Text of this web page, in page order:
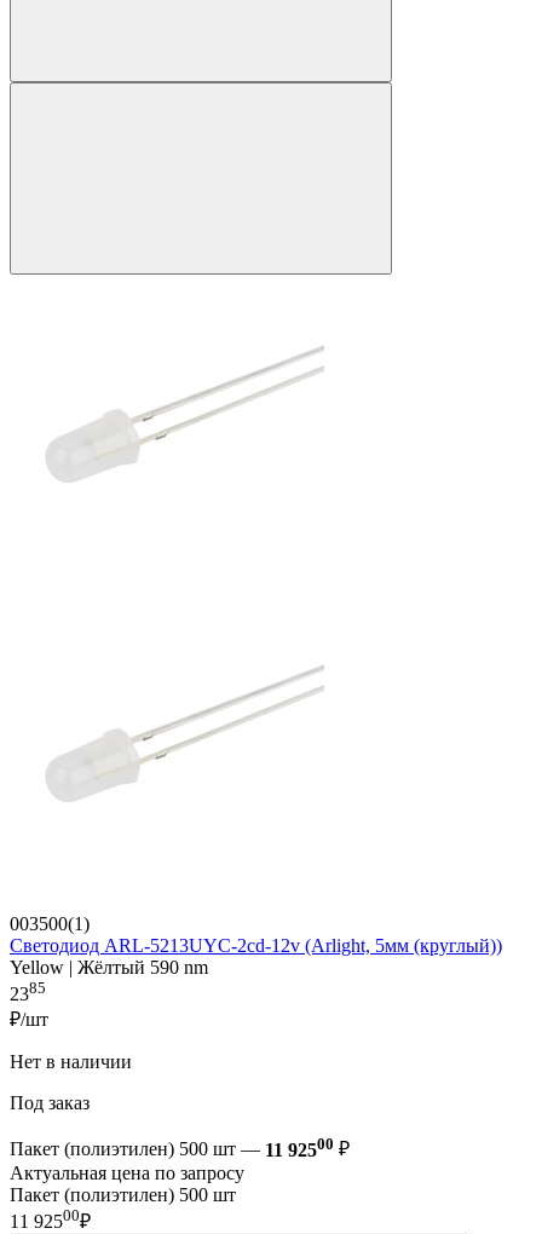
003500(1)
Светодиод ARL-5213UYC-2cd-12v (Arlight, 5мм (круглый))
Yellow | Жёлтый 590 nm
2385
₽/шт
Нет в наличии
Под заказ
Пакет (полиэтилен) 500 шт — 11 92500 ₽
Актуальная цена по запросу
Пакет (полиэтилен) 500 шт
11 92500₽